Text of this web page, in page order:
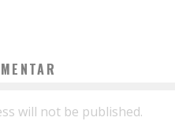
will not be published.